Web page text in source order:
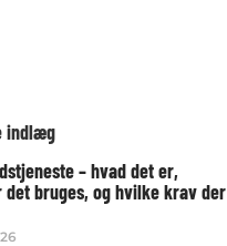
indlæg
– hvad det er,
det bruges, og hvilke krav der